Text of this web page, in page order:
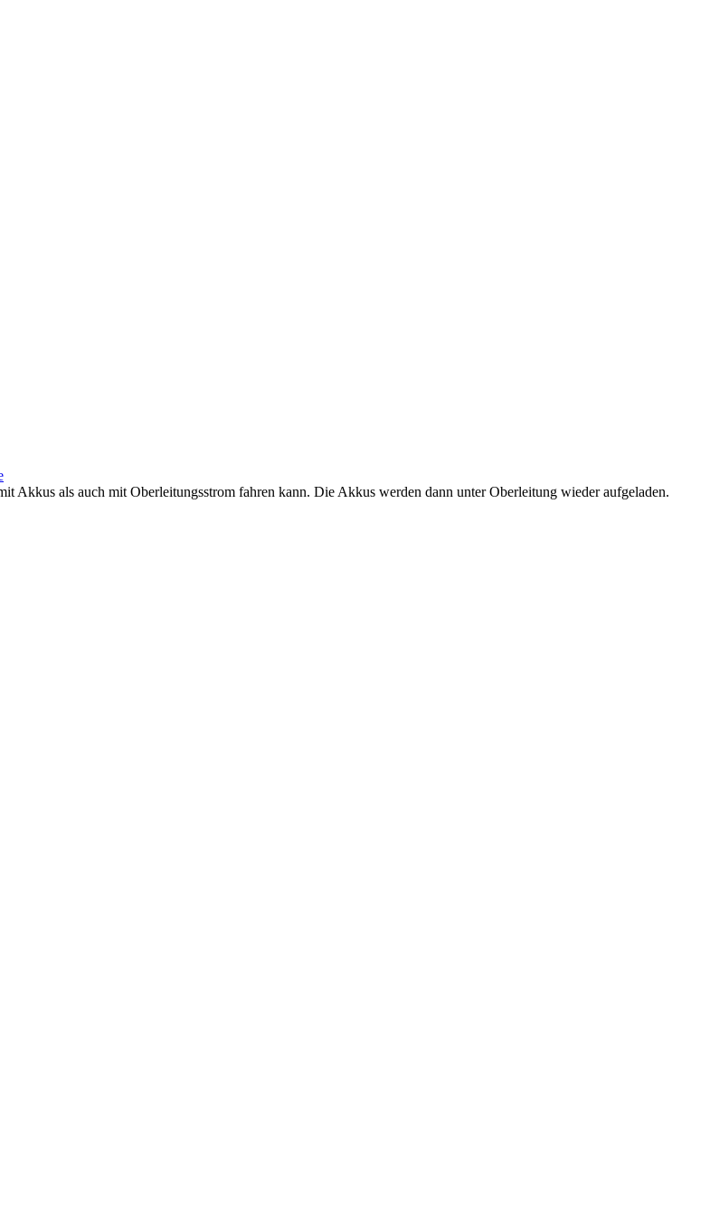
Akkus als auch mit Oberleitungsstrom fahren kann. Die Akkus werden dann unter Oberleitung wieder aufgeladen.